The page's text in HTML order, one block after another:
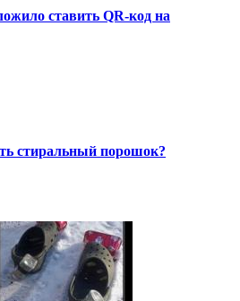
ставить QR-код на
стиральный порошок?